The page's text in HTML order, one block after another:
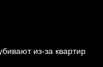
из-за квартир